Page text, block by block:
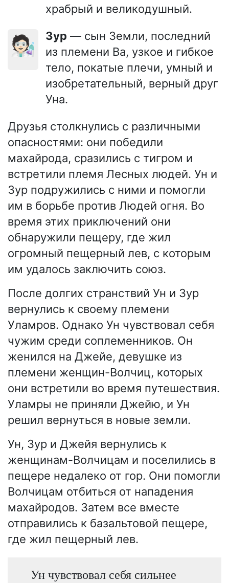
храбрый и великодушный.
🧑🏻‍🔬 Зур — сын Земли, последний
из племени Ва, узкое и гибкое
тело, покатые плечи, умный и
изобретательный, верный друг
Уна.
Друзья столкнулись с различными
опасностями: они победили
махайрода, сразились с тигром и
встретили племя Лесных людей. Ун и
Зур подружились с ними и помогли
им в борьбе против Людей огня. Во
время этих приключений они
обнаружили пещеру, где жил
огромный пещерный лев, с которым
им удалось заключить союз.
После долгих странствий Ун и Зур
вернулись к своему племени
Уламров. Однако Ун чувствовал себя
чужим среди соплеменников. Он
женился на Джейе, девушке из
племени женщин-Волчиц, которых
они встретили во время путешествия.
Уламры не приняли Джейю, и Ун
решил вернуться в новые земли.
Ун, Зур и Джейя вернулись к
женщинам-Волчицам и поселились в
пещере недалеко от гор. Они помогли
Волчицам отбиться от нападения
махайродов. Затем все вместе
отправились к базальтовой пещере,
где жил пещерный лев.
Ун чувствовал себя сильнее